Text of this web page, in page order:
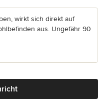
wirkt sich direkt auf
aus. Ungefähr 90